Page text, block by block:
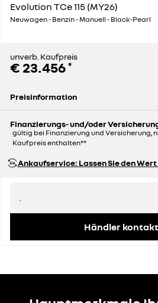
Evolution TCe 115 (MY26)
Neuwagen - Benzin - Manuell - Black-Pearl
unverb. Kaufpreis
€ 23.456 *
Preisinformation
Finanzierungs- und/oder
gültig bei Finanzierung und Versicherung,
Kaufpreis enthalten**
Ankaufservice: Lassen Sie den
Händler